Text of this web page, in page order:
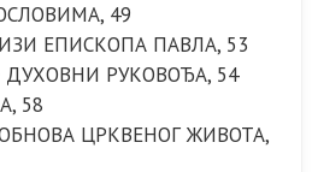
49
ЕПИСКОПА ПАВЛА, 53
РУКОВОЂА, 54
58
ЦРКВЕНОГ ЖИВОТА,